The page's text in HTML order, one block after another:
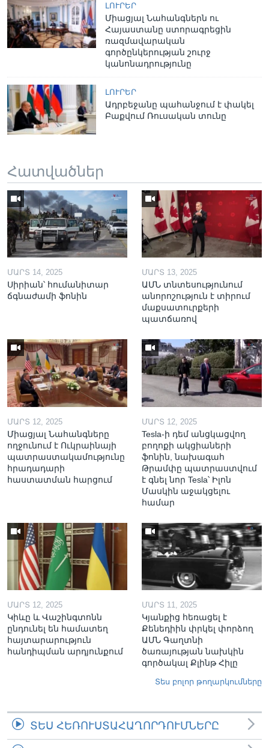
ԼՈՒՐԵՐ
Միացյալ Նահանգներն ու
Հայաստանը ստորագրեցին
ռազմավարական
գործընկերության շուրջ
կանոնադրությունը
ԼՈՒՐԵՐ
Ադրբեջանը պահանջում է փակել
Բաքվում Ռուսական տունը
Հատվածներ
ՄԱՐՏ 14, 2025
Սիրիան՝ հումանիտար
ճգնաժամի ֆոնին
ՄԱՐՏ 13, 2025
ԱՄՆ տնտեսությունում
անորոշություն է տիրում
մաքսատուրքերի
պատճառով
ՄԱՐՏ 12, 2025
Միացյալ Նահանգները
ողջունում է Ուկրաինայի
պատրաստակամությունը
հրադադարի
հաստատման հարցում
ՄԱՐՏ 12, 2025
Tesla-ի դեմ անցկացվող
բողոքի ակցիաների
ֆոնին, նախագահ
Թրամփը պատրաստվում
է գնել նոր Tesla՝ Իլոն
Մասկին աջակցելու
համար
ՄԱՐՏ 12, 2025
Կիևը և Վաշինգտոնն
ընդունել են համատեղ
հայտարարություն
հանդիպման արդյունքում
ՄԱՐՏ 11, 2025
Կյանքից հեռացել է
Քենեդիին փրկել փորձող
ԱՄՆ Գաղտնի
ծառայության նախկին
գործակալ Քլինթ Հիլը
Տես բոլոր թողարկումները
ՏԵՍ ՀԵՌՈՒՍՏԱՀԱՂՈՐԴՈՒՄՆԵՐԸ